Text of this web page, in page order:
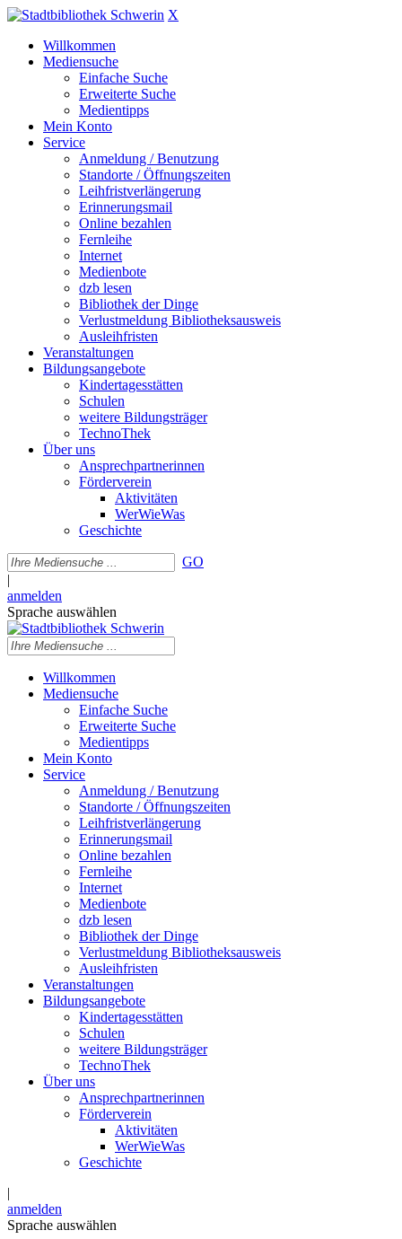
X
Willkommen
Mediensuche
Einfache Suche
Erweiterte Suche
Medientipps
Mein Konto
Service
Anmeldung / Benutzung
Standorte / Öffnungszeiten
Leihfristverlängerung
Erinnerungsmail
Online bezahlen
Fernleihe
Internet
Medienbote
dzb lesen
Bibliothek der Dinge
Verlustmeldung Bibliotheksausweis
Ausleihfristen
Veranstaltungen
Bildungsangebote
Kindertagesstätten
Schulen
weitere Bildungsträger
TechnoThek
Über uns
Ansprechpartnerinnen
Förderverein
Aktivitäten
WerWieWas
Geschichte
GO
|
anmelden
Sprache auswählen
Willkommen
Mediensuche
Einfache Suche
Erweiterte Suche
Medientipps
Mein Konto
Service
Anmeldung / Benutzung
Standorte / Öffnungszeiten
Leihfristverlängerung
Erinnerungsmail
Online bezahlen
Fernleihe
Internet
Medienbote
dzb lesen
Bibliothek der Dinge
Verlustmeldung Bibliotheksausweis
Ausleihfristen
Veranstaltungen
Bildungsangebote
Kindertagesstätten
Schulen
weitere Bildungsträger
TechnoThek
Über uns
Ansprechpartnerinnen
Förderverein
Aktivitäten
WerWieWas
Geschichte
|
anmelden
Sprache auswählen